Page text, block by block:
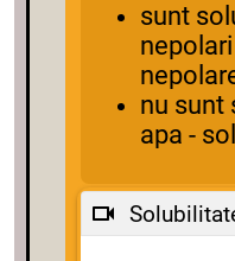
sunt
nu sunt
apa -